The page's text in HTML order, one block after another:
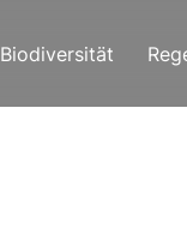
Biodiversität